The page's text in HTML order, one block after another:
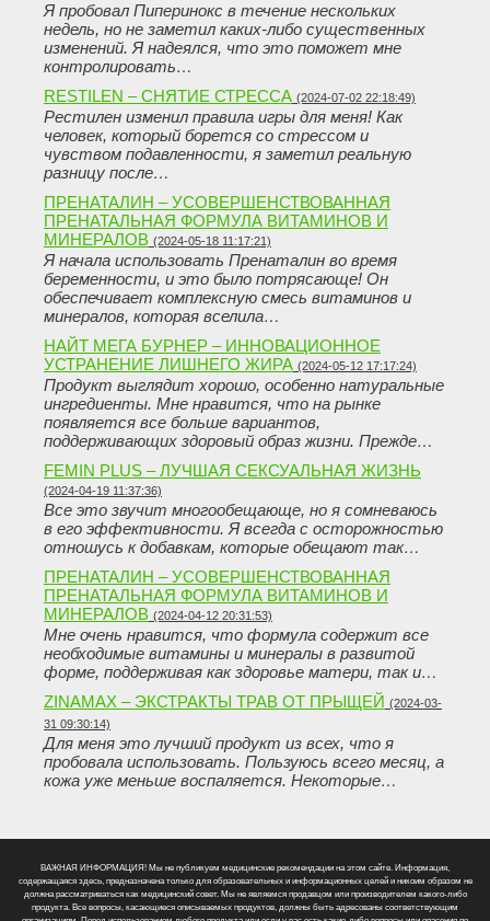
Я пробовал Пиперинокс в течение нескольких
недель, но не заметил каких-либо существенных
изменений. Я надеялся, что это поможет мне
контролировать…
RESTILEN – СНЯТИЕ СТРЕССА (2024-07-02 22:18:49)
Рестилен изменил правила игры для меня! Как
человек, который борется со стрессом и
чувством подавленности, я заметил реальную
разницу после…
ПРЕНАТАЛИН – УСОВЕРШЕНСТВОВАННАЯ
ПРЕНАТАЛЬНАЯ ФОРМУЛА ВИТАМИНОВ И
МИНЕРАЛОВ (2024-05-18 11:17:21)
Я начала использовать Пренаталин во время
беременности, и это было потрясающе! Он
обеспечивает комплексную смесь витаминов и
минералов, которая вселила…
НАЙТ МЕГА БУРНЕР – ИННОВАЦИОННОЕ
УСТРАНЕНИЕ ЛИШНЕГО ЖИРА (2024-05-12 17:17:24)
Продукт выглядит хорошо, особенно натуральные
ингредиенты. Мне нравится, что на рынке
появляется все больше вариантов,
поддерживающих здоровый образ жизни. Прежде…
FEMIN PLUS – ЛУЧШАЯ СЕКСУАЛЬНАЯ ЖИЗНЬ
(2024-04-19 11:37:36)
Все это звучит многообещающе, но я сомневаюсь
в его эффективности. Я всегда с осторожностью
отношусь к добавкам, которые обещают так…
ПРЕНАТАЛИН – УСОВЕРШЕНСТВОВАННАЯ
ПРЕНАТАЛЬНАЯ ФОРМУЛА ВИТАМИНОВ И
МИНЕРАЛОВ (2024-04-12 20:31:53)
Мне очень нравится, что формула содержит все
необходимые витамины и минералы в развитой
форме, поддерживая как здоровье матери, так и…
ZINAMAX – ЭКСТРАКТЫ ТРАВ ОТ ПРЫЩЕЙ (2024-03-
31 09:30:14)
Для меня это лучший продукт из всех, что я
пробовала использовать. Пользуюсь всего месяц, а
кожа уже меньше воспаляется. Некоторые…
ВАЖНАЯ ИНФОРМАЦИЯ! Мы не публикуем медицинские рекомендации на этом сайте. Информация,
содержащаяся здесь, предназначена только для образовательных и информационных целей и никоим образом не
должна рассматриваться как медицинский совет. Мы не являемся продавцом или производителем какого-либо
продукта. Все вопросы, касающиеся описываемых продуктов, должны быть адресованы соответствующим